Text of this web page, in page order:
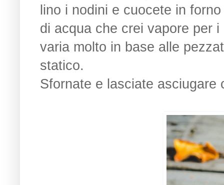
lino i nodini e cuocete in
di acqua che crei vapore per
varia molto in base alle
statico.
Sfornate e lasciate